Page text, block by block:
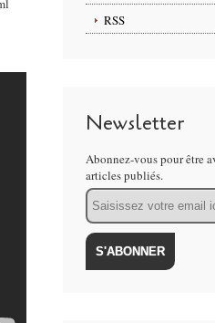
RSS
Newsletter
Abonnez-vous pour être
articles publiés.
Email